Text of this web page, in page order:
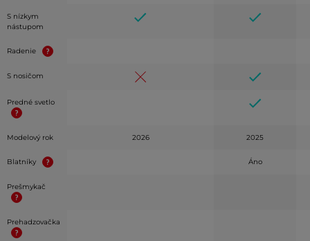
S nízkym
nástupom
Radenie
S nosičom
Predné svetlo
Modelový rok 2026 2025
Blatníky Áno
Prešmykač
Prehadzovačka